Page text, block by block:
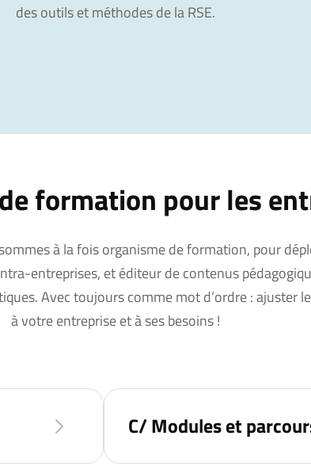
des outils et méthodes de la RSE.
formation pour les
à la fois organisme de formation, pour
entreprises, et éditeur de contenus
Avec toujours comme mot d’ordre : ajuster
à votre entreprise et à ses besoins !
C/ Modules et